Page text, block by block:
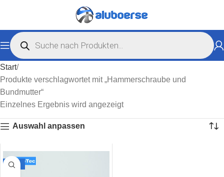
Start
Produkte verschlagwortet mit „Hammerschraube und
Bundmutter“
Einzelnes Ergebnis wird angezeigt
Auswahl anpassen
-65%